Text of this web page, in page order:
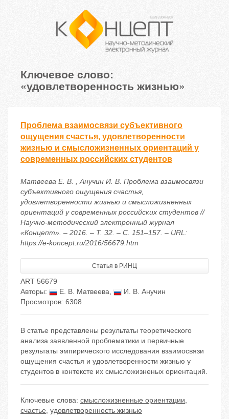
Ключевое слово:
«удовлетворенность жизнью»
Проблема взаимосвязи субъективного
ощущения счастья, удовлетворенности
жизнью и смысложизненных ориентаций у
современных российских студентов
Матвеева Е. В. , Анучин И. В. Проблема взаимосвязи
субъективного ощущения счастья,
удовлетворенности жизнью и смысложизненных
ориентаций у современных российских студентов //
Научно-методический электронный журнал
«Концепт». – 2016. – Т. 32. – С. 151–157. – URL:
https://e-koncept.ru/2016/56679.htm
Статья в РИНЦ
ART 56679
Авторы:
Е. В. Матвеева,
И. В. Анучин
Просмотров: 6308
В статье представлены результаты теоретического
анализа заявленной проблематики и первичные
результаты эмпирического исследования взаимосвязи
ощущения счастья и удовлетворенности жизнью у
студентов в контексте их смысложизненых ориентаций.
Ключевые слова: смысложизненные ориентации,
счастье, удовлетворенность жизнью